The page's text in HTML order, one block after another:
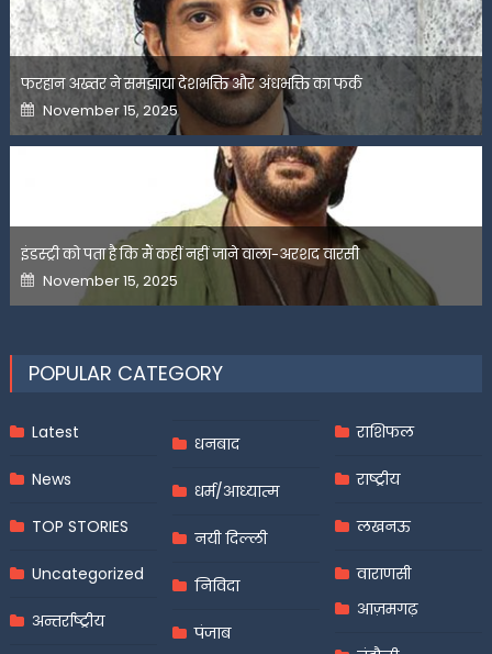
फरहान अख्तर ने समझाया देशभक्ति और अंधभक्ति का फर्क
Posted
on
November 15, 2025
इंडस्ट्री को पता है कि मैं कहीं नहीं जाने वाला-अरशद वारसी
Posted
on
November 15, 2025
POPULAR CATEGORY
Latest
News
TOP STORIES
Uncategorized
अन्तर्राष्ट्रीय
धनबाद
धर्म/आध्यात्म
नयी दिल्ली
निविदा
पंजाब
राशिफल
राष्ट्रीय
लखनऊ
वाराणसी
आज़मगढ़